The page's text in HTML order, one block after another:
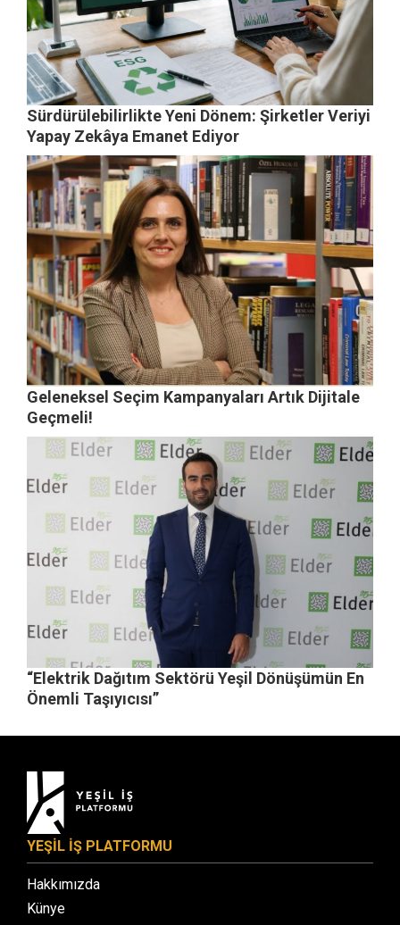
Sürdürülebilirlikte Yeni Dönem: Şirketler Veriyi
Yapay Zekâya Emanet Ediyor
Geleneksel Seçim Kampanyaları Artık Dijitale
Geçmeli!
“Elektrik Dağıtım Sektörü Yeşil Dönüşümün En
Önemli Taşıyıcısı”
YEŞİL İŞ PLATFORMU
Hakkımızda
Künye